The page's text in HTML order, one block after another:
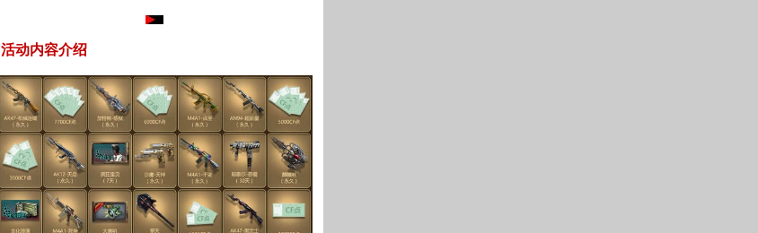
活动内容介绍